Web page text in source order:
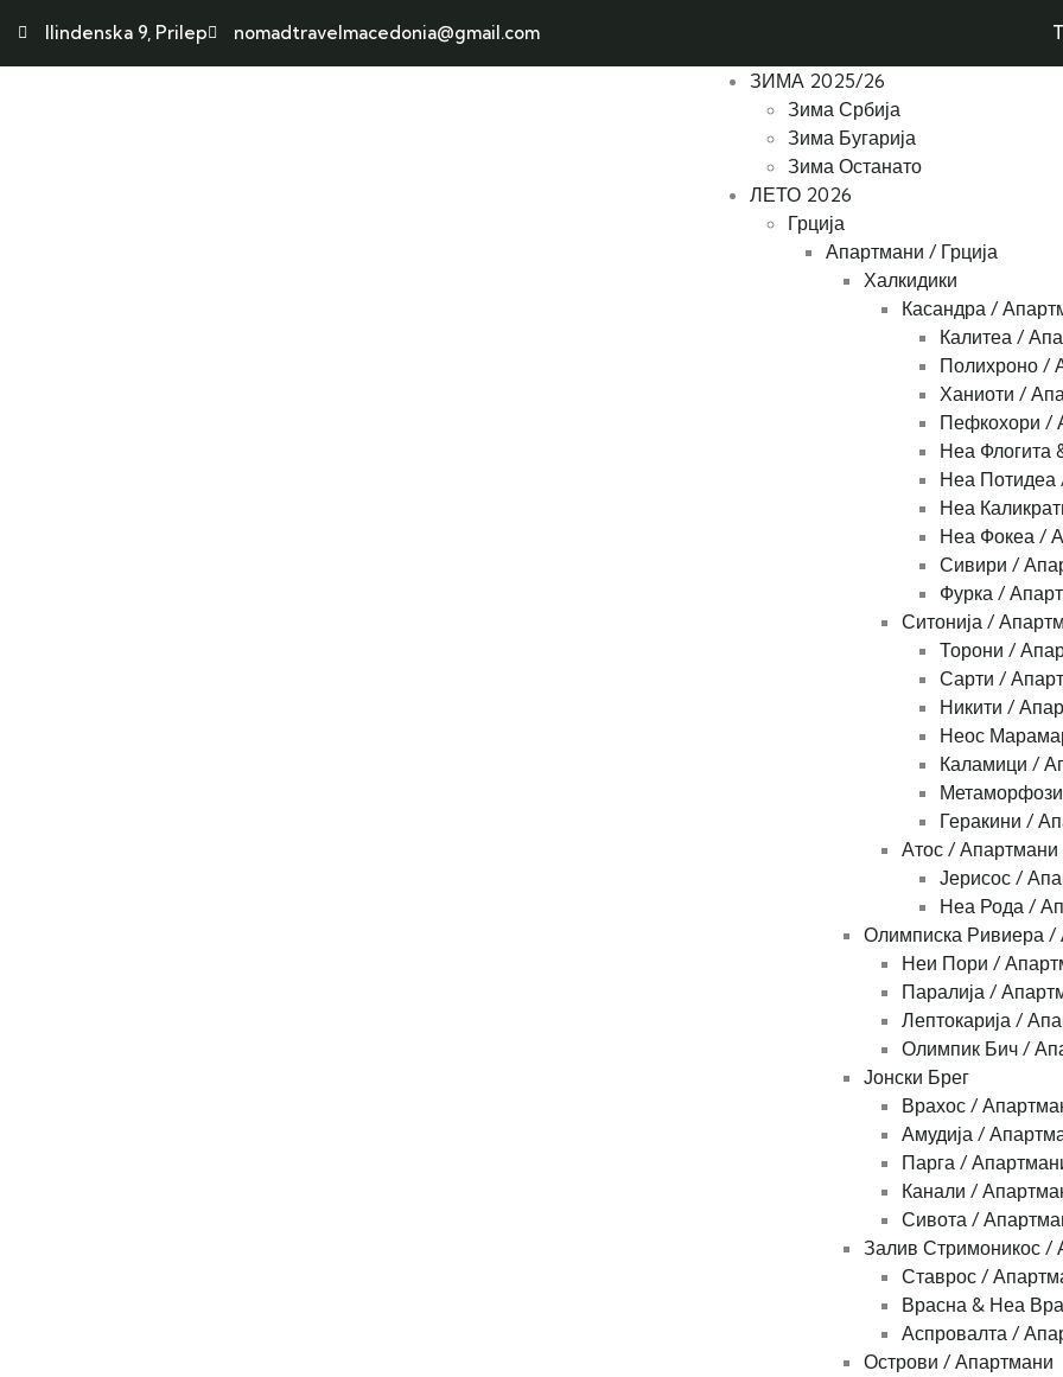
Ilindenska 9, Prilep nomadtravelmacedonia@gmail.com
ЗИМА 2025/26
Зима Србија
Зима Бугарија
Зима Останато
ЛЕТО 2026
Грција
Апартмани / Грција
Халкидики
Касандра /
Калитеа /
Полихроно /
Ханиоти /
Пефкохори /
Неа Флогита
Неа Потидеа
Неа
Неа Фокеа /
Сивири /
Фурка /
Ситонија /
Торони /
Сарти /
Никити /
Неос
Каламици /
Геракини /
Атос / Апартмани
Јерисос /
Неа Рода /
Олимписка Ривиера /
Неи Пори /
Паралија /
Лептокарија /
Олимпик Бич /
Јонски Брег
Врахос /
Амудија /
Парга /
Канали /
Сивота /
Залив Стримоникос /
Ставрос /
Врасна & Неа
Аспровалта /
Острови / Апартмани